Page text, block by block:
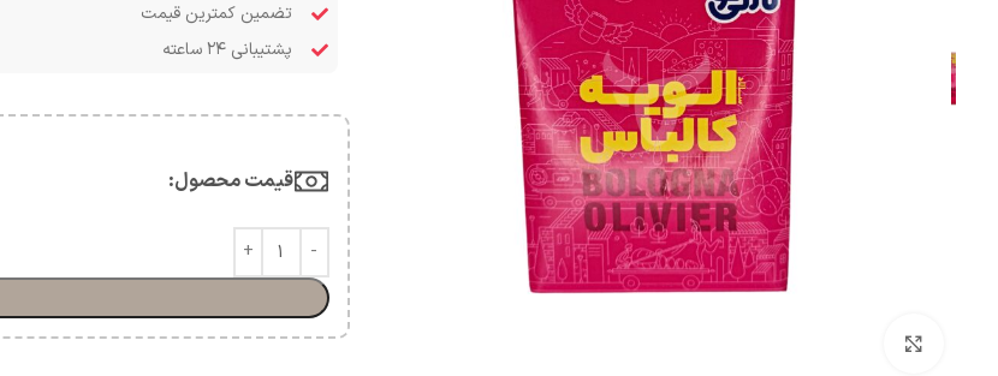
تضمین کمترین قیمت
پشتیبانی ۲۴ ساعته
قیمت محصول:​